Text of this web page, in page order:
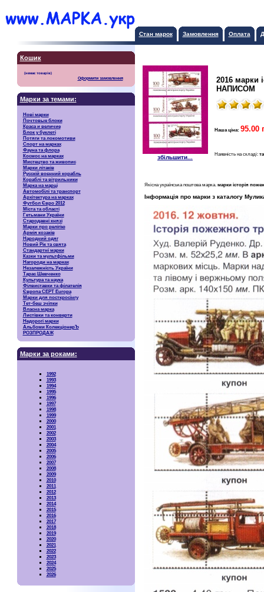
Стан марок Замовлення Оплата
Кошик
Оформити замовлення
Марки за темами:
Нові марки
Почтовые блоки
Краса и величие
Блок у буклеті
Потяги та локомотиви
Спорт на марках
Фауна та флора
Космос на марках
Мистецтво та живопис
Марки літаків
Русскiй воєнний корабль
Кораблі та вітрильники
Марка на марці
Автомобілі та транспорт
Архітектура на марках
Футбол Євро 2012
Міста та області
Гетьмани України
Стародавні князі
Марки про релігію
Армія козаків
Народний одяг
Новий Рік та свята
Стандартні марки
Казки та мультфільми
Нагороди на марках
Незалежність України
Тарас Шевченко
Культура та наука
Філвиставки та філателія
Європа CEPT Europa
Марки для посткросінгу
Тет-беш зчіпки
Власна марка
Листівки та конверти
Недорогі марки
Альбоми КолекціонерЪ
РОЗПРОДАЖ
Марки за роками:
1992
1993
1994
1995
1996
1997
1998
1999
2000
2001
2002
2003
2004
2005
2006
2007
2008
2009
2010
2011
2012
2013
2014
2015
2016
2017
2018
2019
2020
2021
2022
2023
2024
2025
2026
збільшити...
2016 марки
НАПИСОМ
Наша ціна: 95.00
Наявність на складі:
Якісна українська поштова марка. марки історія
Інформація про марки з каталогу